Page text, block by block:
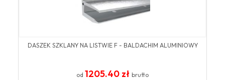
DASZEK SZKLANY NA LISTWIE F - BALDACHIM ALUMINIOWY
od 1205.40 zł brutto